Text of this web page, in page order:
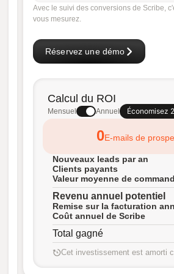
Avec le suivi des conversions de Scribe,
vous mesurez.
Calcul du ROI
Mensuel Annuel Économisez
0E-mails de
Nouveaux leads par an
Clients payants
Valeur moyenne de
Revenu annuel potentiel
Remise sur la facturation
Coût annuel de Scribe
Total gagné
Cet investissement est amorti
Réservez une démo